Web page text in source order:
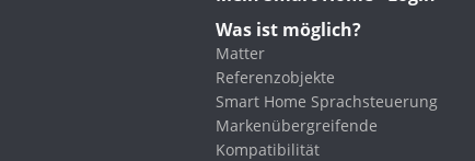
Was ist möglich?
Matter
Referenzobjekte
Smart Home Sprachsteuerung
Markenübergreifende
Kompatibilität